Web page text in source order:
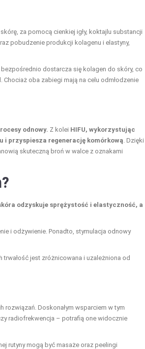
za pomocą cienkiej igły, koktajlu substancji
pobudzenie produkcji kolagenu i elastyny,
dostarcza się kolagen do skóry, co
oba zabiegi mają na celu odmłodzenie
odnowy. Z kolei HIFU, wykorzystując
i przyspiesza regenerację komórkową . Dzięki
skuteczną broń w walce z oznakami
odzyskuje sprężystość i elastyczność, a
i odżywienie. Ponadto, stymulacja odnowy
trwałość jest zróżnicowana i uzależniona od
rozwiązań. Doskonałym wsparciem w tym
radiofrekwencja – potrafią one widocznie
rutyny mogą być masaże oraz peelingi